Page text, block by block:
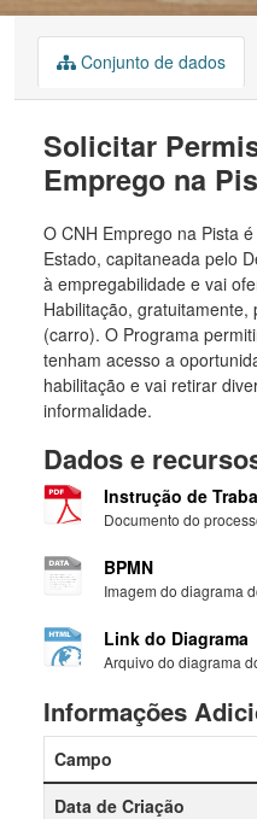
Conjunto de dados
Solicitar
Emprego na
O CNH Emprego na Pista
Estado, capitaneada pelo
à empregabilidade e vai
Habilitação,
(carro). O Programa
tenham acesso a
habilitação e vai retirar
informalidade.
Dados e
Instrução de
Documento do
BPMN
Imagem do diagrama
Link do Diagrama
Arquivo do diagrama
Informações
Campo
Data de Criação